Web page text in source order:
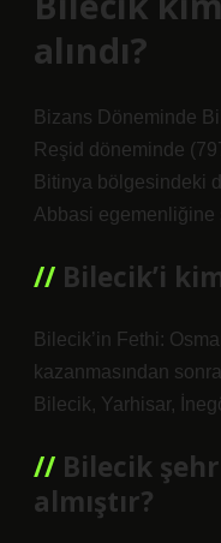
alındı?
Bizans Döneminde
Reşid döneminde
Bitinya bölgesindeki
Abbasi egemenliğine
Bilecik’i
Bilecik’in Fethi:
kazanmasından sonra
Bilecik, Yarhisar,
Bilecik
almıştır?